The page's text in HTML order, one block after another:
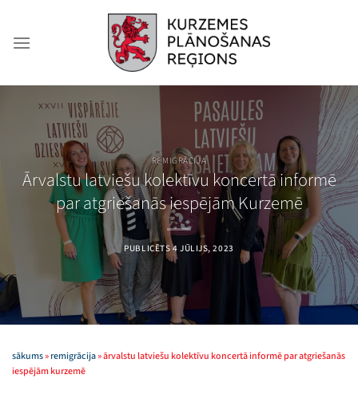
content
REMIGRĀCIJA
Ārvalstu latviešu kolektīvu koncertā informē
par atgriešanās iespējām Kurzemē
PUBLICĒTS 4 JŪLIJS, 2023
sākums»remigrācija»ārvalstu latviešu kolektīvu koncertā informē par atgriešanās
iespējām kurzemē